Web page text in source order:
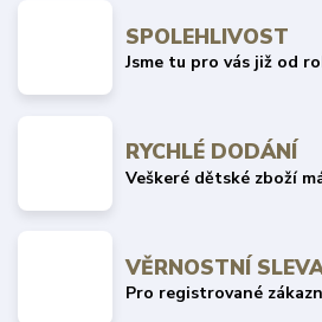
SPOLEHLIVOST
Jsme tu pro vás již od
RYCHLÉ DODÁNÍ
Veškeré dětské zboží
VĚRNOSTNÍ
Pro registrované